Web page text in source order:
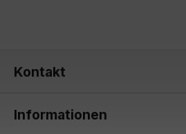
Kontakt
Informationen